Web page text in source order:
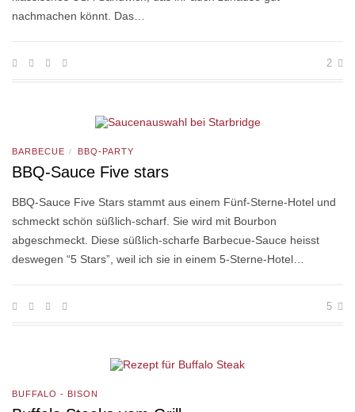
nachmachen könnt. Das…
2
BARBECUE / BBQ-PARTY
BBQ-Sauce Five stars
BBQ-Sauce Five Stars stammt aus einem Fünf-Sterne-Hotel und
schmeckt schön süßlich-scharf. Sie wird mit Bourbon
abgeschmeckt. Diese süßlich-scharfe Barbecue-Sauce heisst
deswegen “5 Stars”, weil ich sie in einem 5-Sterne-Hotel…
5
BUFFALO - BISON